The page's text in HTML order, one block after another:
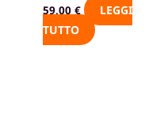
59,00€
LEGGI
TUTTO